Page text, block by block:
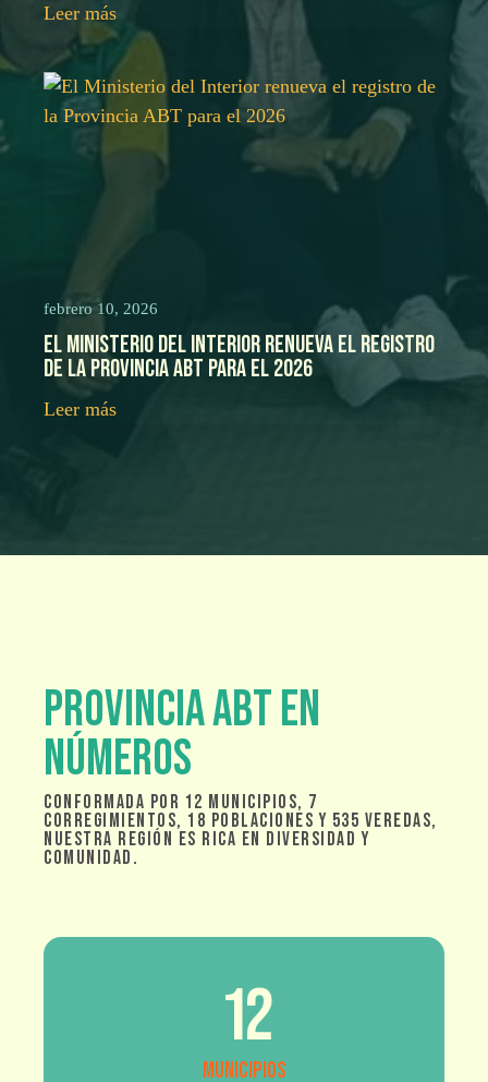
Leer más
El Ministerio del Interior renueva el registro
de la Provincia ABT para el 2026
febrero 10, 2026
Leer más
Provincia abt en
Números
Conformada por 12 municipios, 7
corregimientos, 18 poblaciones y 535 veredas,
nuestra región es rica en diversidad y
comunidad.
12
Municipios